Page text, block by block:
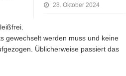
28. Oktober 2024
gewechselt werden muss und keine
Üblicherweise passiert das